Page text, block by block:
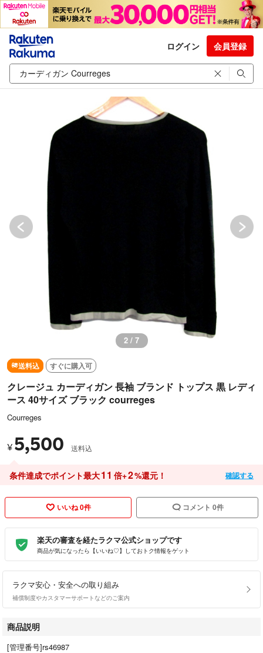
ログイン 会員登録
2 / 7
送料込 すぐに購入可
クレージュ カーディガン 長袖 ブランド トップス 黒 レディ
ース 40サイズ ブラック courreges
Courreges
¥ 5,500 送料込
条件達成でポイント最大11 倍+2%還元！ 確認する
いいね 0件 コメント 0件
楽天の審査を経たラクマ公式ショップです
商品が気になったら【いいね♡】しておトク情報をゲット
ラクマ安心・安全への取り組み
補償制度やカスタマーサポートなどのご案内
商品説明
[管理番号]rs46987